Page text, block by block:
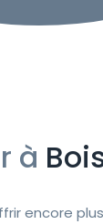
à
encore